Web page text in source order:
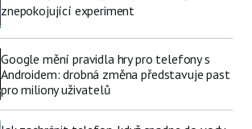
znepokojující experiment
Google mění pravidla hry pro telefony s
Androidem: drobná změna představuje past
pro miliony uživatelů